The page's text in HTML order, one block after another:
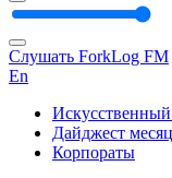
Слушать ForkLog FM
En
Дайджест
Корпораты